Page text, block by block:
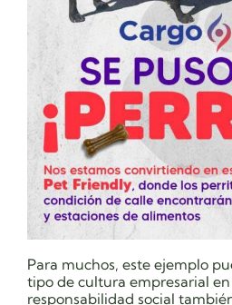
Para muchos, este ejemplo
tipo de cultura empresarial
responsabilidad social